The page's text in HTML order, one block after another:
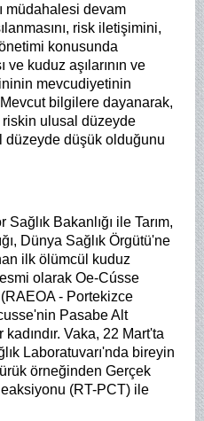
müdahalesi devam
risk iletişimini,
konusunda
kuduz aşılarının ve
mevcudiyetinin
bilgilere dayanarak,
riskin ulusal düzeyde
düzeyde düşük olduğunu
Bakanlığı ile Tarım,
Dünya Sağlık Örgütü'ne
ilk ölümcül kuduz
olarak Oe-Cússe
- Portekizce
Pasabe Alt
Vaka, 22 Mart'ta
Laboratuvarı'nda bireyin
örneğinden Gerçek
(RT-PCT) ile